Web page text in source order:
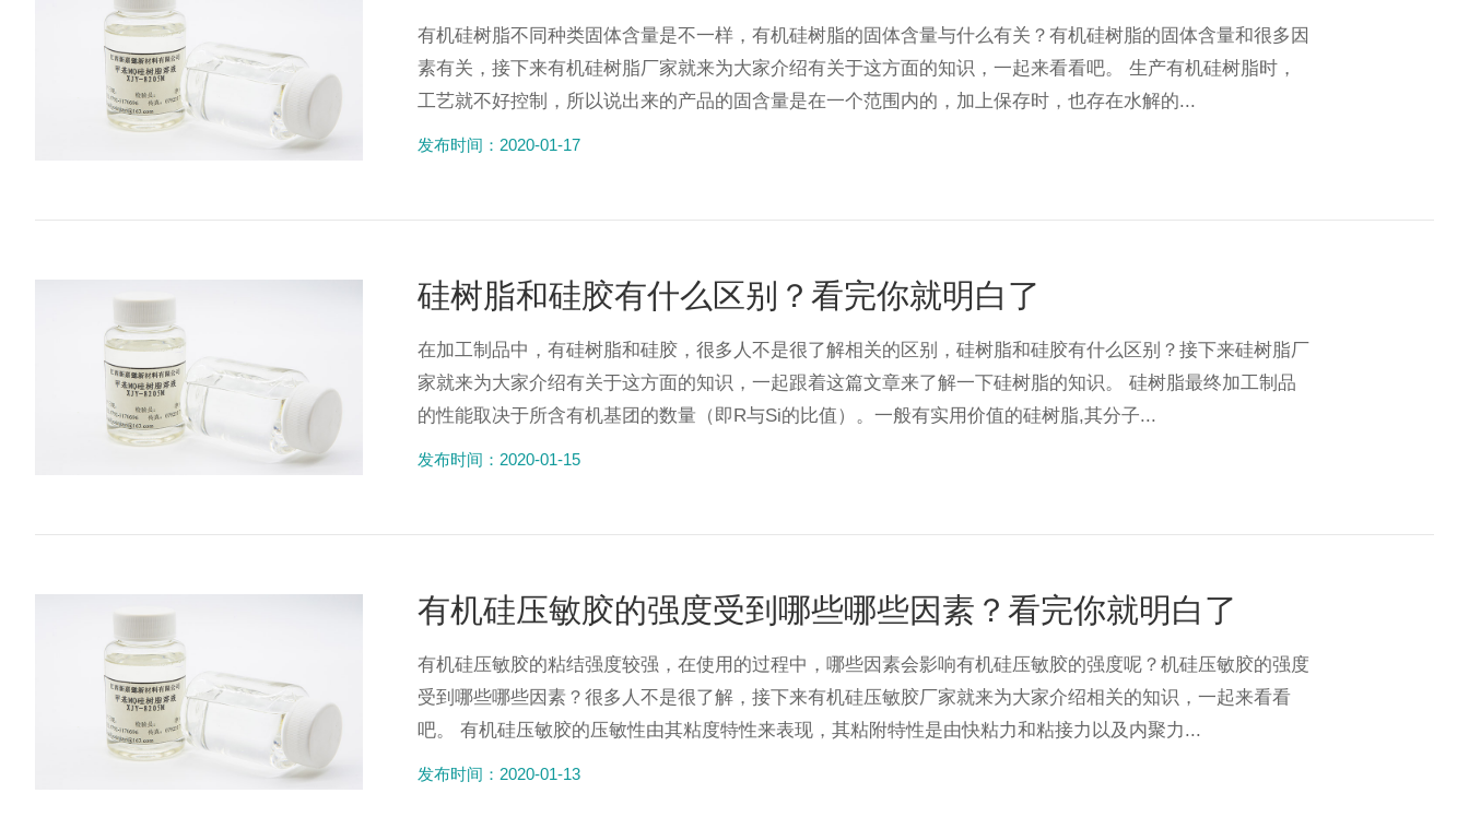
有机硅树脂不同种类固体含量是不一样，有机硅树脂的固体含量与什么有关？有机硅树脂的固体含量和很多因
素有关，接下来有机硅树脂厂家就来为大家介绍有关于这方面的知识，一起来看看吧。 生产有机硅树脂时，
工艺就不好控制，所以说出来的产品的固含量是在一个范围内的，加上保存时，也存在水解的...
发布时间：2020-01-17
硅树脂和硅胶有什么区别？看完你就明白了
在加工制品中，有硅树脂和硅胶，很多人不是很了解相关的区别，硅树脂和硅胶有什么区别？接下来硅树脂厂
家就来为大家介绍有关于这方面的知识，一起跟着这篇文章来了解一下硅树脂的知识。 硅树脂最终加工制品
的性能取决于所含有机基团的数量（即R与Si的比值）。一般有实用价值的硅树脂,其分子...
发布时间：2020-01-15
有机硅压敏胶的强度受到哪些哪些因素？看完你就明白了
有机硅压敏胶的粘结强度较强，在使用的过程中，哪些因素会影响有机硅压敏胶的强度呢？机硅压敏胶的强度
受到哪些哪些因素？很多人不是很了解，接下来有机硅压敏胶厂家就来为大家介绍相关的知识，一起来看看
吧。 有机硅压敏胶的压敏性由其粘度特性来表现，其粘附特性是由快粘力和粘接力以及内聚力...
发布时间：2020-01-13